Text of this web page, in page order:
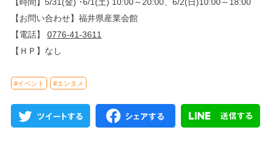
【お問い合わせ】福井県産業会館
【電話】 0776-41-3611
【ＨＰ】なし
#イベント #エンタメ